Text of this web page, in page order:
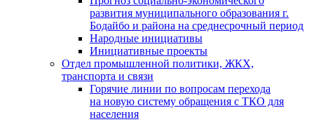
развития муниципального образования г.
Бодайбо и района на среднесрочный период
Народные инициативы
Инициативные проекты
Отдел промышленной политики, ЖКХ,
транспорта и связи
Горячие линии по вопросам перехода
на новую систему обращения с ТКО для
населения